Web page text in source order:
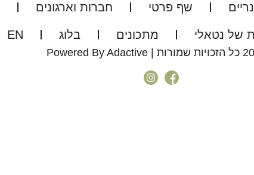
שף פרטי חברות וארגונים
של נטאלי מתכונים בלוג EN